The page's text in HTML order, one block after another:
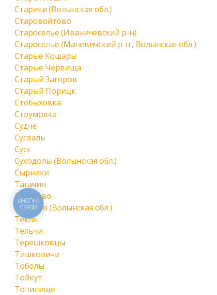
Старики (Волынская обл.)
Старовойтово
Староселье (Иваничевский р-н)
Староселье (Маневичский р-н., Волынская обл.)
Старые Кошары
Старые Червища
Старый Загоров
Старый Порицк
Стобыховка
Струмовка
Судче
Сусваль
Суск
Суходолы (Волынская обл.)
Сырники
Тагачин
Тарасово
Теклино (Волынская обл.)
Текля
Тельчи
Терешковцы
Тишковичи
Тоболы
Тойкут
Топилище
КНОПКА
СВЯЗИ